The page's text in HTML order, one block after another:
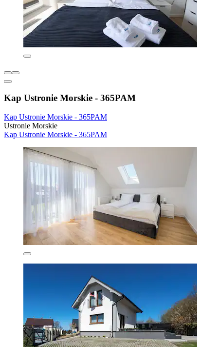
Kap Ustronie Morskie - 365PAM
Kap Ustronie Morskie - 365PAM
Ustronie Morskie
Kap Ustronie Morskie - 365PAM